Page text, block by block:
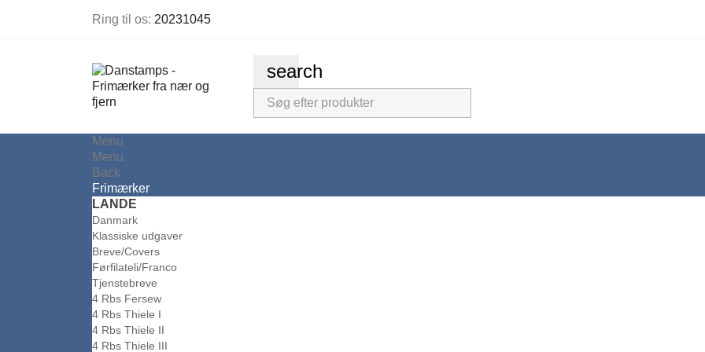
Ring til os: 20231045
search
Menu
Menu
Back
Frimærker
LANDE
Danmark
Klassiske udgaver
Breve/Covers
Førfilateli/Franco
Tjenstebreve
4 Rbs Fersew
4 Rbs Thiele I
4 Rbs Thiele II
4 Rbs Thiele III